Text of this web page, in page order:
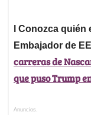
l Conozca
Embajador de
carreras de
que puso Trump
Anuncios.